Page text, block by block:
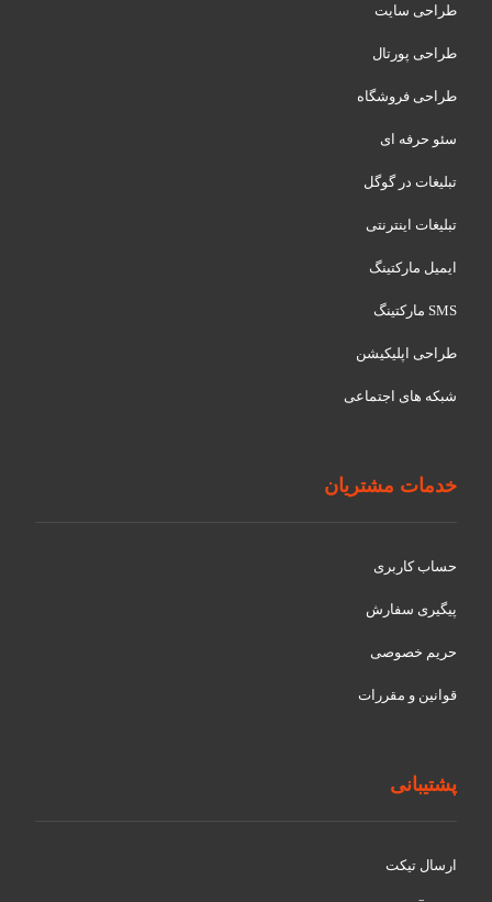
طراحی سایت
طراحی پورتال
طراحی فروشگاه
سئو حرفه ای
تبلیغات در گوگل
تبلیغات اینترنتی
ایمیل مارکتینگ
SMS مارکتینگ
طراحی اپلیکیشن
شبکه های اجتماعی
خدمات مشتریان
حساب کاربری
پیگیری سفارش
حریم خصوصی
قوانین و مقررات
پشتیبانی
ارسال تیکت